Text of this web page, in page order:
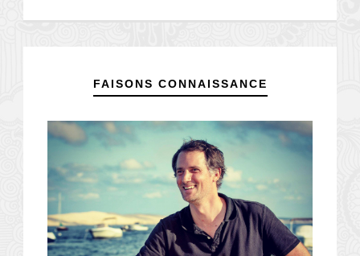
FAISONS CONNAISSANCE